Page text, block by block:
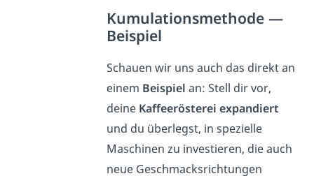
Kumulationsmethode —
Beispiel
Schauen wir uns auch das direkt an
einem Beispiel an: Stell dir vor,
deine Kaffeerösterei expandiert
und du überlegst, in spezielle
Maschinen zu investieren, die auch
neue Geschmacksrichtungen